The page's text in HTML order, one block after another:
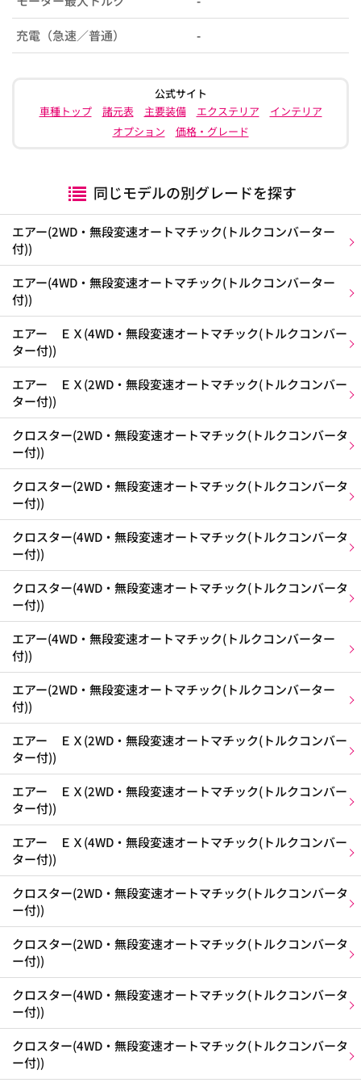
充電（急速／普通） -
公式サイト
車種トップ
諸元表 主要装備 エクステリア
インテリア
オプション
価格・グレード
同じモデルの別グレードを探す
エアー(2WD・無段変速オートマチック(トルクコンバーター
付))
エアー(4WD・無段変速オートマチック(トルクコンバーター
付))
エアー ＥＸ(4WD・無段変速オートマチック(トルクコンバー
ター付))
エアー ＥＸ(2WD・無段変速オートマチック(トルクコンバー
ター付))
クロスター(2WD・無段変速オートマチック(トルクコンバータ
ー付))
クロスター(2WD・無段変速オートマチック(トルクコンバータ
ー付))
クロスター(4WD・無段変速オートマチック(トルクコンバータ
ー付))
クロスター(4WD・無段変速オートマチック(トルクコンバータ
ー付))
エアー(4WD・無段変速オートマチック(トルクコンバーター
付))
エアー(2WD・無段変速オートマチック(トルクコンバーター
付))
エアー ＥＸ(2WD・無段変速オートマチック(トルクコンバー
ター付))
エアー ＥＸ(2WD・無段変速オートマチック(トルクコンバー
ター付))
エアー ＥＸ(4WD・無段変速オートマチック(トルクコンバー
ター付))
クロスター(2WD・無段変速オートマチック(トルクコンバータ
ー付))
クロスター(2WD・無段変速オートマチック(トルクコンバータ
ー付))
クロスター(4WD・無段変速オートマチック(トルクコンバータ
ー付))
クロスター(4WD・無段変速オートマチック(トルクコンバータ
ー付))